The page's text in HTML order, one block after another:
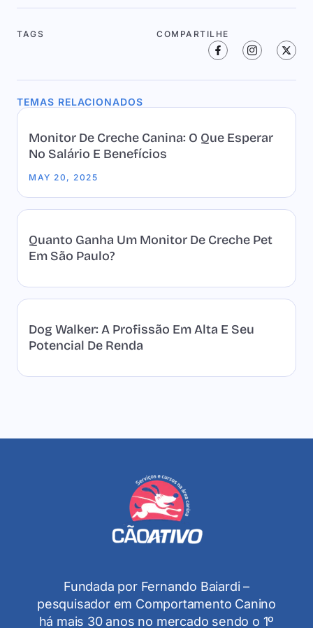
TAGS COMPARTILHE
TEMAS RELACIONADOS
Monitor De Creche Canina: O Que Esperar
No Salário E Benefícios
MAY 20, 2025
Quanto Ganha Um Monitor De Creche Pet
Em São Paulo?
Dog Walker: A Profissão Em Alta E Seu
Potencial De Renda
Fundada por Fernando Baiardi –
pesquisador em Comportamento Canino
há mais 30 anos no mercado sendo o 1º